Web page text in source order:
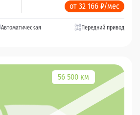
от 32 166 ₽/мес
Автоматическая Передний привод
56 500 км